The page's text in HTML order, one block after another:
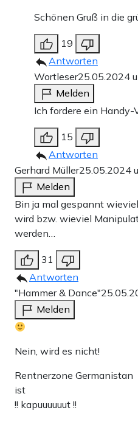
Schönen Gruß in die
19
Antworten
Wortleser25.05.2024
Melden
Ich fordere ein Handy-
15
Antworten
Gerhard Müller25.05.2024
Melden
Bin ja mal gespannt
wird bzw. wieviel
werden…
31
Antworten
"Hammer & Dance"
Melden
Nein, wird es nicht!
Rentnerzone Germanistan
ist
!! kapuuuuuut !!